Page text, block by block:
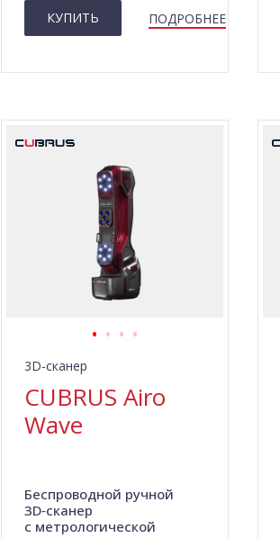
КУПИТЬ ПОДРОБНЕЕ
3D-сканер
CUBRUS Airo
Wave
Беспроводной ручной
3D‑сканер
с метрологической